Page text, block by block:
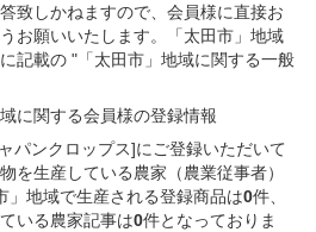
致しかねますので、会員様に直接お
お願いいたします。「太田市」地域
記載の "「太田市」地域に関する一般
に関する会員様の登録情報
パンクロップス]にご登録いただいて
を生産している農家（農業従事者）
」地域で生産される登録商品は0件、
いる農家記事は0件となっておりま